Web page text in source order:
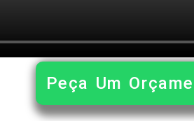
Peça Um